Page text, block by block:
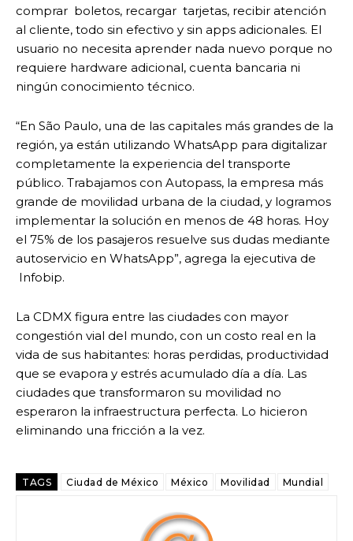
comprar boletos, recargar tarjetas, recibir atención
al cliente, todo sin efectivo y sin apps adicionales. El
usuario no necesita aprender nada nuevo porque no
requiere hardware adicional, cuenta bancaria ni
ningún conocimiento técnico.
“En São Paulo, una de las capitales más grandes de la
región, ya están utilizando WhatsApp para digitalizar
completamente la experiencia del transporte
público. Trabajamos con Autopass, la empresa más
grande de movilidad urbana de la ciudad, y logramos
implementar la solución en menos de 48 horas. Hoy
el 75% de los pasajeros resuelve sus dudas mediante
autoservicio en WhatsApp”, agrega la ejecutiva de
Infobip.
La CDMX figura entre las ciudades con mayor
congestión vial del mundo, con un costo real en la
vida de sus habitantes: horas perdidas, productividad
que se evapora y estrés acumulado día a día. Las
ciudades que transformaron su movilidad no
esperaron la infraestructura perfecta. Lo hicieron
eliminando una fricción a la vez.
TAGS Ciudad de México México Movilidad Mundial